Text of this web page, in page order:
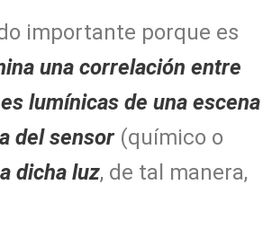
importante porque es
una correlación entre
lumínicas de una escena
del sensor (químico o
a dicha luz, de tal manera,